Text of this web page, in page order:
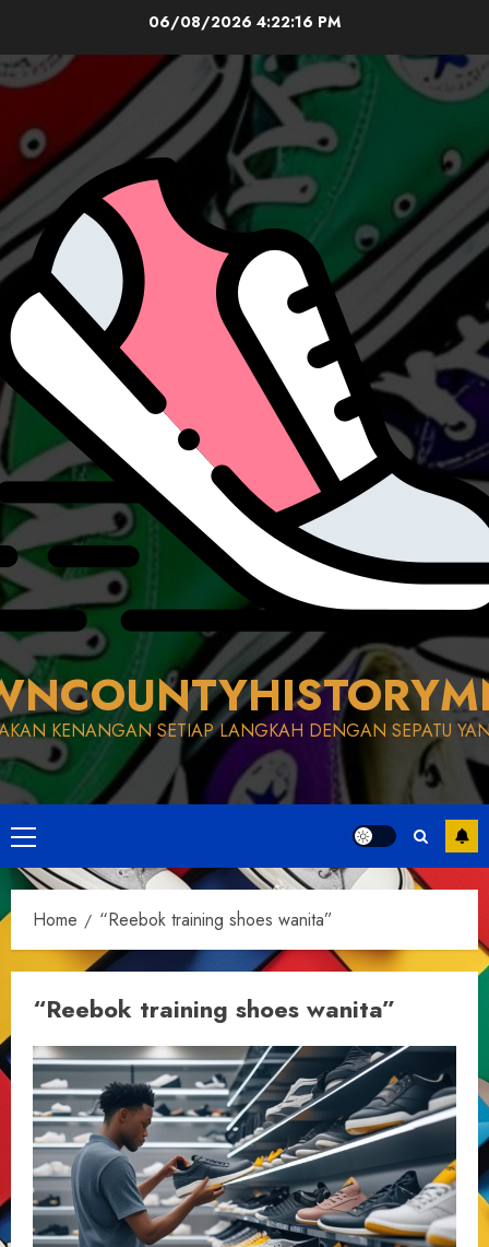
content
06/08/20264:22:18 PM
KENANGAN SETIAP LANGKAH DENGAN SEPATU
Primary
Menu
Home “Reebok training shoes wanita”
“Reebok training shoes wanita”